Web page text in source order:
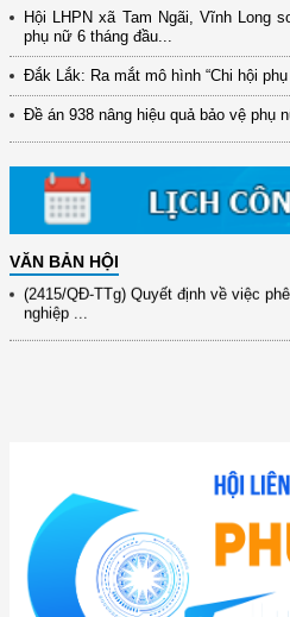
Hội LHPN xã Tam Ngãi, Vĩnh Long
phụ nữ 6 tháng đầu...
Đắk Lắk: Ra mắt mô hình “Chi hội
Đề án 938 nâng hiệu quả bảo vệ phụ
VĂN BẢN HỘI
(12/TB-HĐKH) V/v đăng ký, đề xuất
đổi mới ...
(898/KH/ĐCT) Kế hoạch thực hiện
31/10/2025 ...
xây dựng ...
(891/KH-ĐCT) Kế hoạch thực hiện
9/9/2025 của Bộ ...
(2415/QĐ-TTg) Quyết định về việc
nghiệp ...